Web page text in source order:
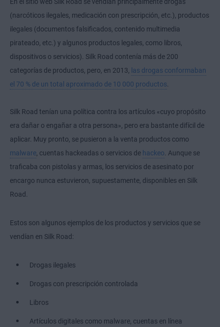
En el sitio web Silk Road se vendían principalmente drogas
(narcóticos ilegales, medicación con prescripción, etc.), productos
ilegales (documentos falsificados, contenido multimedia
pirateado, etc.) y algunos productos legales, como libros,
dispositivos o servicios). Silk Road contenía más de 200
categorías de productos, pero, en 2013, las drogas conformaban
el 70 % de un total aproximado de 10 000 productos.
Silk Road tenían una política contra los artículos «cuyo propósito
era dañar o engañar a otra persona», pero era bastante difícil de
aplicar. Muy pronto, se pusieron a la venta productos como
malware, cuentas hackeadas o servicios de hackeo. Aunque se
traficaba con pistolas y armas, los servicios de asesinato por
encargo nunca estuvieron, supuestamente, disponibles en Silk
Road.
Estos son algunos ejemplos de los productos y servicios que se
vendían en Silk Road:
Drogas ilegales
Drogas con prescripción controlada
Libros
Artículos digitales como malware, cuentas en línea